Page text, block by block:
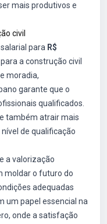
mais produtivos e
civil
para R$
a construção civil
moradia,
garante que o
qualificados.
também atrair mais
de qualificação
a valorização
moldar o futuro do
adequadas
um papel essencial na
onde a satisfação